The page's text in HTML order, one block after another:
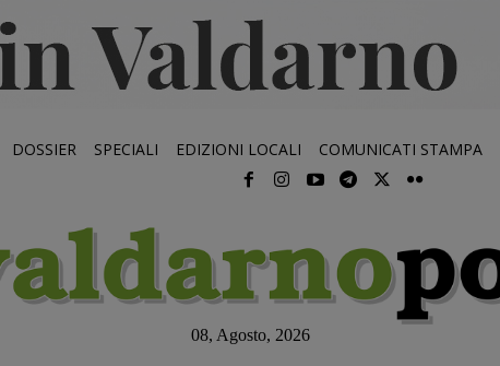
DOSSIER SPECIALI EDIZIONI LOCALI COMUNICATI STAMPA
08, Agosto, 2026